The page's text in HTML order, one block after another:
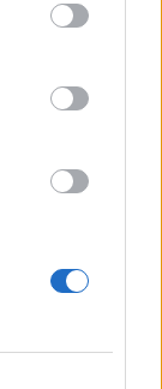
kaip iš tikrųjų
„Maras“